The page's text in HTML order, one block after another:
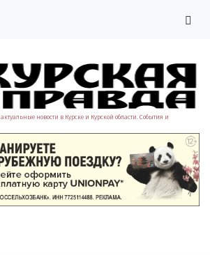
новости в Курске и Курской области. События и